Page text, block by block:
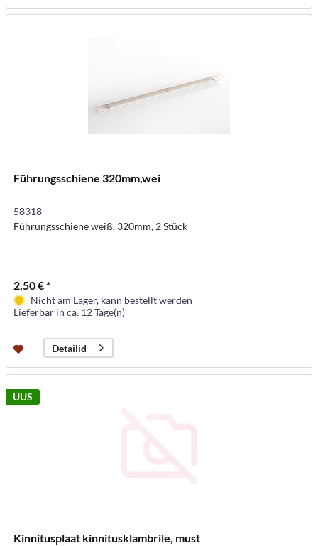
Führungsschiene 320mm,wei
58318
Führungsschiene weiß, 320mm, 2 Stück
2,50 € *
Nicht am Lager, kann bestellt werden
Lieferbar in ca. 12 Tage(n)
Detailid
UUS
Kinnitusplaat kinnitusklambrile, must